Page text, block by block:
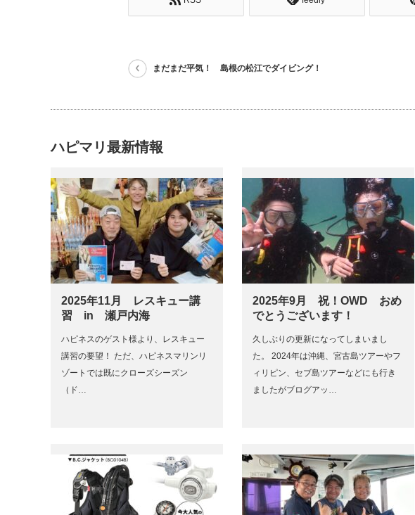
まだまだ平気！ 島根の松江でダイビング！
ハピマリ最新情報
2025年11月 レスキュー講
習 in 瀬戸内海
ハピネスのゲスト様より、レスキュー
講習の要望！ ただ、ハピネスマリンリ
ゾートでは既にクローズシーズン
（ド…
2025年9月 祝！OWD おめ
でとうございます！
久しぶりの更新になってしまいまし
た。 2024年は沖縄、宮古島ツアーやフ
ィリピン、セブ島ツアーなどにも行き
ましたがブログアッ…